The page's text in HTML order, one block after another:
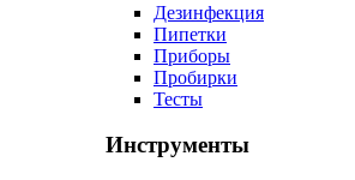
Дезинфекция
Пипетки
Приборы
Пробирки
Тесты
Инструменты